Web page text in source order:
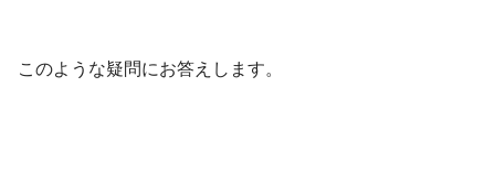
このような疑問にお答えします。